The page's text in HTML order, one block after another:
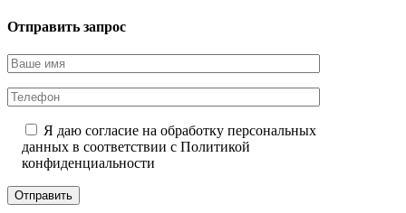
Отправить запрос
Я даю согласие на обработку персональных
данных в соответствии с Политикой
конфиденциальности